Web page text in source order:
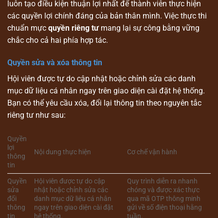
luôn tạo điều kiện thuận lợi nhất để thành viên thực hiện
các quyền lợi chính đáng của bản thân mình. Việc thực thi
chuẩn mực quyền riêng tưmang lại sự công bằng vững
chắc cho cả hai phía hợp tác.
Quyền sửa và xóa thông tin
Hội viên được tự do cập nhật hoặc chỉnh sửa các danh
mục dữ liệu cá nhân ngay trên giao diện cài đặt hệ thống.
Bạn có thể yêu cầu xóa, đổi lại thông tin theo nguyên tắc
riêng tư như sau:
Quyền
lợi
thông
tin
Nội dung thực hiện Cơ chế vận hành
Quyền
sửa
đổi
thông
tin
Hội viên được tự do cập
nhật hoặc chỉnh sửa các
danh mục dữ liệu cá nhân
ngay trên giao diện cài đặt
hệ thống.
Quy trình diễn ra nhanh
chóng và được xác thực
qua mã OTP thông minh
gửi về số điện thoại hằng
tuần.